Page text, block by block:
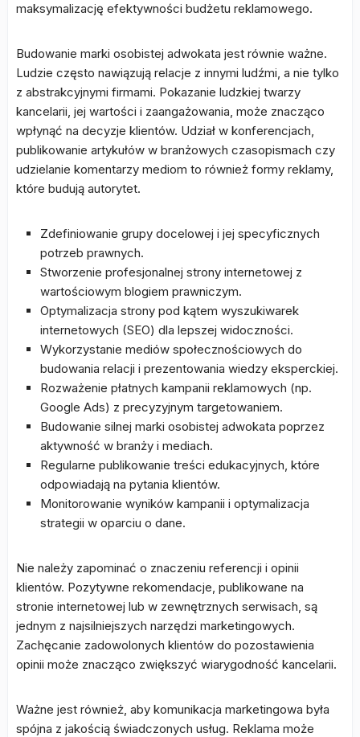
maksymalizację efektywności budżetu reklamowego.
Budowanie marki osobistej adwokata jest równie ważne.
Ludzie często nawiązują relacje z innymi ludźmi, a nie tylko
z abstrakcyjnymi firmami. Pokazanie ludzkiej twarzy
kancelarii, jej wartości i zaangażowania, może znacząco
wpłynąć na decyzje klientów. Udział w konferencjach,
publikowanie artykułów w branżowych czasopismach czy
udzielanie komentarzy mediom to również formy reklamy,
które budują autorytet.
Zdefiniowanie grupy docelowej i jej specyficznych
potrzeb prawnych.
Stworzenie profesjonalnej strony internetowej z
wartościowym blogiem prawniczym.
Optymalizacja strony pod kątem wyszukiwarek
internetowych (SEO) dla lepszej widoczności.
Wykorzystanie mediów społecznościowych do
budowania relacji i prezentowania wiedzy eksperckiej.
Rozważenie płatnych kampanii reklamowych (np.
Google Ads) z precyzyjnym targetowaniem.
Budowanie silnej marki osobistej adwokata poprzez
aktywność w branży i mediach.
Regularne publikowanie treści edukacyjnych, które
odpowiadają na pytania klientów.
Monitorowanie wyników kampanii i optymalizacja
strategii w oparciu o dane.
Nie należy zapominać o znaczeniu referencji i opinii
klientów. Pozytywne rekomendacje, publikowane na
stronie internetowej lub w zewnętrznych serwisach, są
jednym z najsilniejszych narzędzi marketingowych.
Zachęcanie zadowolonych klientów do pozostawienia
opinii może znacząco zwiększyć wiarygodność kancelarii.
Ważne jest również, aby komunikacja marketingowa była
spójna z jakością świadczonych usług. Reklama może